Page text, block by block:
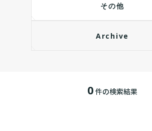
その他
Archive
0 件の検索結果